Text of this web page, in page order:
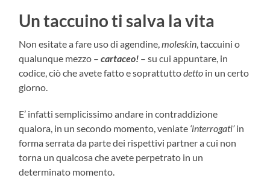
Un taccuino ti salva la vita
Non esitate a fare uso di agendine,moleskin, taccuini o
qualunque mezzo –cartaceo! – su cui appuntare, in
codice, ciò che avete fatto e soprattuttodetto in un certo
giorno.
E’ infatti semplicissimo andare in contraddizione
qualora, in un secondo momento, veniate ‘interrogati’in
forma serrata da parte dei rispettivi partner a cui non
torna un qualcosa che avete perpetrato in un
determinato momento.